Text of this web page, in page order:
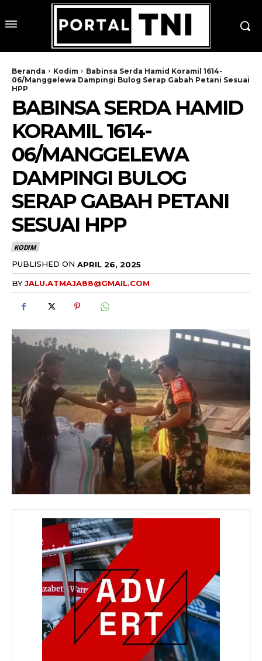
Beranda Kodim
Babinsa Serda Hamid Koramil 1614-
06/Manggelewa Dampingi Bulog Serap Gabah Petani Sesuai
HPP
BABINSA SERDA HAMID
KORAMIL 1614-
06/MANGGELEWA
DAMPINGI BULOG
SERAP GABAH PETANI
SESUAI HPP
KODIM
PUBLISHED ON APRIL 26, 2025
BYJALU.ATMAJA88@GMAIL.COM